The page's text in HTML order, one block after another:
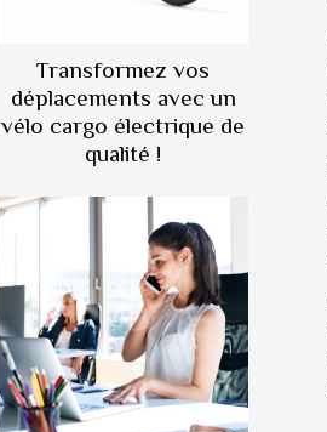
Transformez vos
déplacements avec un
vélo cargo électrique de
qualité !